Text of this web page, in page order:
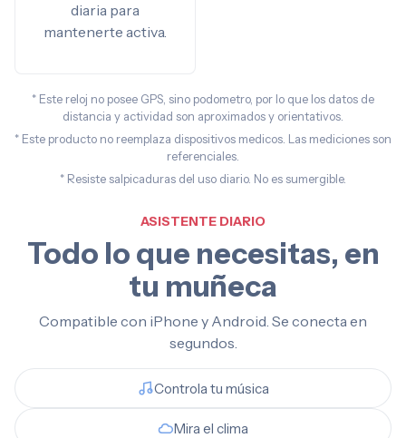
diaria para
mantenerte activa.
* Este reloj no posee GPS, sino podometro, por lo que los datos de
distancia y actividad son aproximados y orientativos.
* Este producto no reemplaza dispositivos medicos. Las mediciones son
referenciales.
* Resiste salpicaduras del uso diario. No es sumergible.
ASISTENTE DIARIO
Todo lo que necesitas, en
tu muñeca
Compatible con iPhone y Android. Se conecta en
segundos.
Controla tu música
Mira el clima